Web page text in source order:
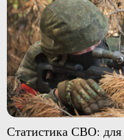
Статистика СВО: для